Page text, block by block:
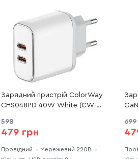
Зарядний пристрій ColorWay
CHS048PD 40W White (CW-
598
479 грн
Провідний
Мережевий 220В
699